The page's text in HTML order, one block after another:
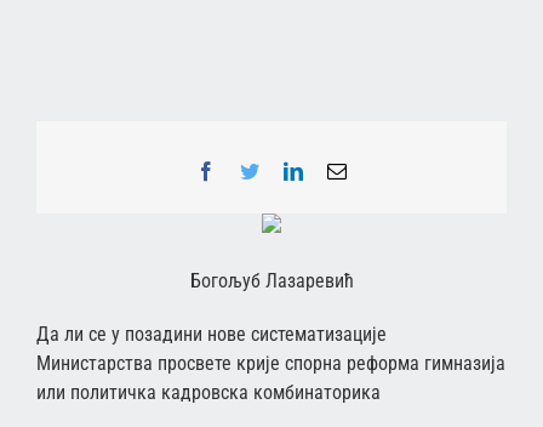
Facebook
TwitterLinkedInEmail
Богољуб Лазаревић
Да ли се у позадини нове систематизације
Министарства просвете крије спорна реформа гимназија
или политичка кадровска комбинаторика